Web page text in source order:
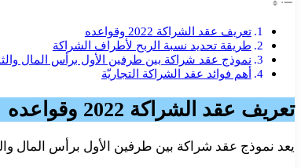
تعريف عقد الشراكة 2022 وقواعده
طريقة تحديد نسبة الربح لأطراف الشراكة
نموذج عقد شراكة بين طرفين الأول برأس المال
أهم فوائد عقد الشراكة التجاريّة
تعريف عقد الشراكة 2022 وقواعده
يعد نموذج عقد شراكة بين طرفين الأول برأس المال